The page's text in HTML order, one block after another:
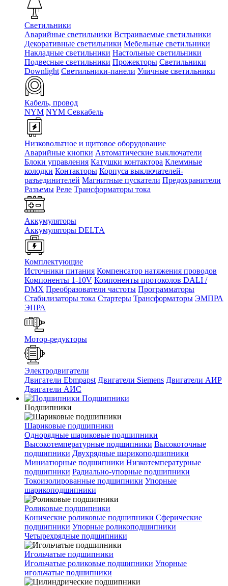
Светильники
Аварийные светильники Встраиваемые светильники
Декоративные светильники Мебельные светильники
Накладные светильники Настольные светильники
Подвесные светильники Прожекторы Светильники
Downlight Светильники-панели Уличные светильники
Кабель, провод
NYM NYM Севкабель
Низковольтное и щитовое оборудование
Аварийные кнопки Автоматические выключатели
Блоки управления Катушки контактора Клеммные
колодки Контакторы Корпуса выключателей-
разъединителей Магнитные пускатели Предохранители
Разъемы Реле Трансформаторы тока
Аккумуляторы
Аккумуляторы DELTA
Комплектующие
Источники питания Компенсатор натяжения проводов
Компоненты 1-10V Компоненты протоколов DALI /
DMX Преобразователи частоты Программаторы
Стабилизаторы тока Стартеры Трансформаторы ЭМПРА
ЭПРА
Мотор-редукторы
Электродвигатели
Двигатели Ebmpapst Двигатели Siemens Двигатели АИР
Двигатели АИС
Подшипники
Подшипники
Шариковые подшипники
Однорядные шариковые подшипники
Высокотемпературные подшипники Высокоточные
подшипники Двухрядные шарикоподшипники
Миниатюрные подшипники Низкотемпературные
подшипники Радиально-упорные подшипники
Токоизолированные подшипники Упорные
шарикоподшипники
Роликовые подшипники
Конические роликовые подшипники Сферические
подшипники Упорные роликоподшипники
Четырехрядные подшипники
Игольчатые подшипники
Игольчатые роликовые подшипники Упорные
игольчатые подшипники